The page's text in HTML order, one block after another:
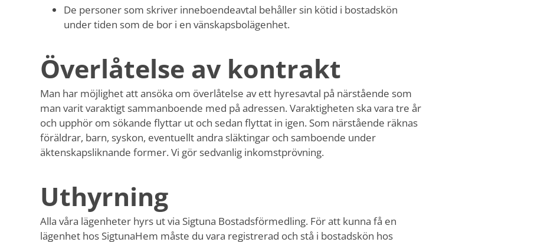
De personer som skriver inneboendeavtal behåller sin kötid i bostadskön
under tiden som de bor i en vänskapsbolägenhet.
Överlåtelse av kontrakt
Man har möjlighet att ansöka om överlåtelse av ett hyresavtal på närstående som
man varit varaktigt sammanboende med på adressen. Varaktigheten ska vara tre år
och upphör om sökande flyttar ut och sedan flyttat in igen. Som närstående räknas
föräldrar, barn, syskon, eventuellt andra släktingar och samboende under
äktenskapsliknande former. Vi gör sedvanlig inkomstprövning.
Uthyrning
Alla våra lägenheter hyrs ut via Sigtuna Bostadsförmedling. För att kunna få en
lägenhet hos SigtunaHem måste du vara registrerad och stå i bostadskön hos